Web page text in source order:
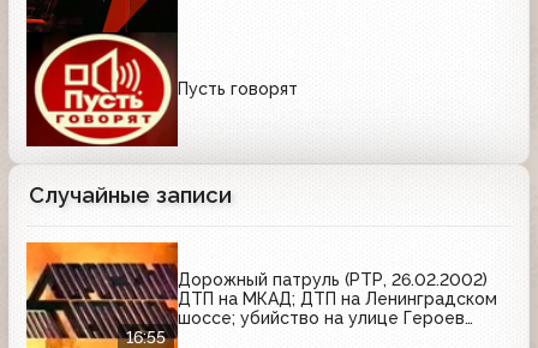
Пусть говорят
Случайные записи
16:55
Дорожный патруль (РТР, 26.02.2002)
ДТП на МКАД; ДТП на Ленинградском
шоссе; убийство на улице Героев